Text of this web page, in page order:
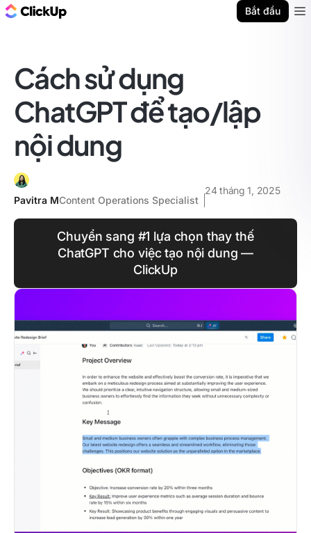
Bắt đầu
Cách sử dụng
ChatGPT để tạo/lập
nội dung
Pavitra MContent Operations Specialist
24 tháng 1, 2025
Chuyển sang #1 lựa chọn thay thế
ChatGPT cho việc tạo nội dung —
ClickUp